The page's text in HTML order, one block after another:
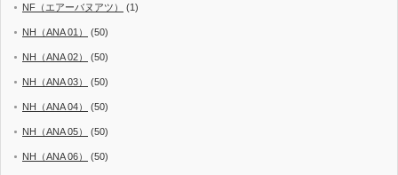
NF（エアーバヌアツ） (1)
NH（ANA 01） (50)
NH（ANA 02） (50)
NH（ANA 03） (50)
NH（ANA 04） (50)
NH（ANA 05） (50)
NH（ANA 06） (50)